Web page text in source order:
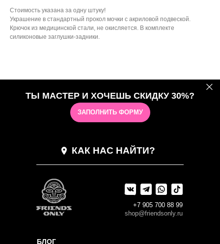
Стоимость указана за одну штуку!
Украшение в стандартный прокол мочки с акриловой подвеской.
Крючок из медицинской стали, не окисляется. В комплекте
силиконовые заглушки-задники.
ТЫ МАСТЕР И ХОЧЕШЬ СКИДКУ 30%?
ЗАПОЛНИТЬ ФОРМУ
БЛОГ
КАК НАС НАЙТИ?
shop@friendsonly.ru
+7 905 700 88 99